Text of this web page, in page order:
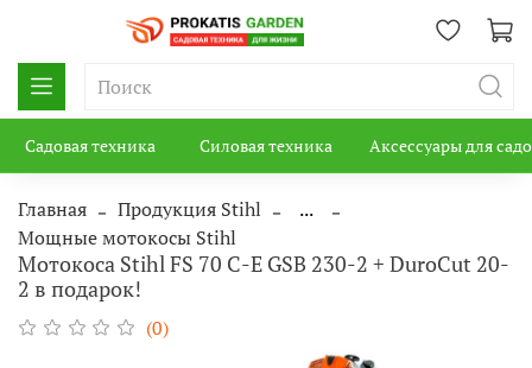
Садовая техника Силовая техника Аксессуары для
Главная Продукция Stihl
...
Мощные мотокосы Stihl
Мотокоса Stihl FS 70 C-E GSB 230-2 + DuroCut 20-
2 в подарок!
(0)